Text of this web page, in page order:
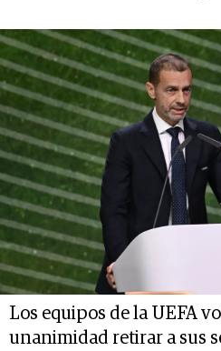
Los equipos de la UEFA
unanimidad retirar a sus